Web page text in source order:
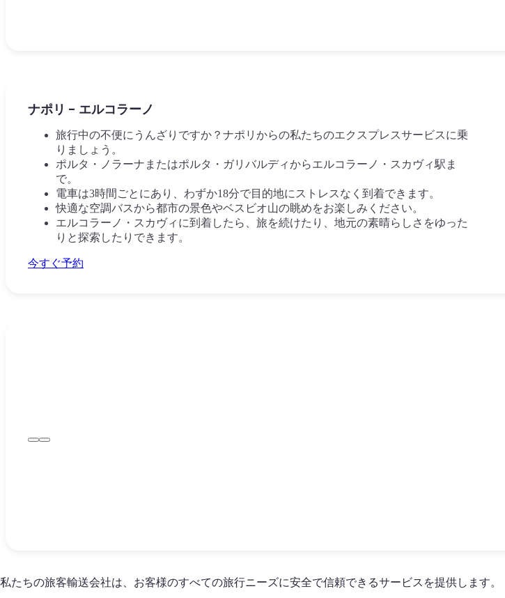
ナポリ - エルコラーノ
旅行中の不便にうんざりですか？ナポリからの私たちのエクスプレスサービスに乗
りましょう。
ポルタ・ノラーナまたはポルタ・ガリバルディからエルコラーノ・スカヴィ駅ま
で。
電車は3時間ごとにあり、わずか18分で目的地にストレスなく到着できます。
快適な空調バスから都市の景色やベスビオ山の眺めをお楽しみください。
エルコラーノ・スカヴィに到着したら、旅を続けたり、地元の素晴らしさをゆった
りと探索したりできます。
今すぐ予約
私たちの旅客輸送会社は、お客様のすべての旅行ニーズに安全で信頼できるサービスを提供します。